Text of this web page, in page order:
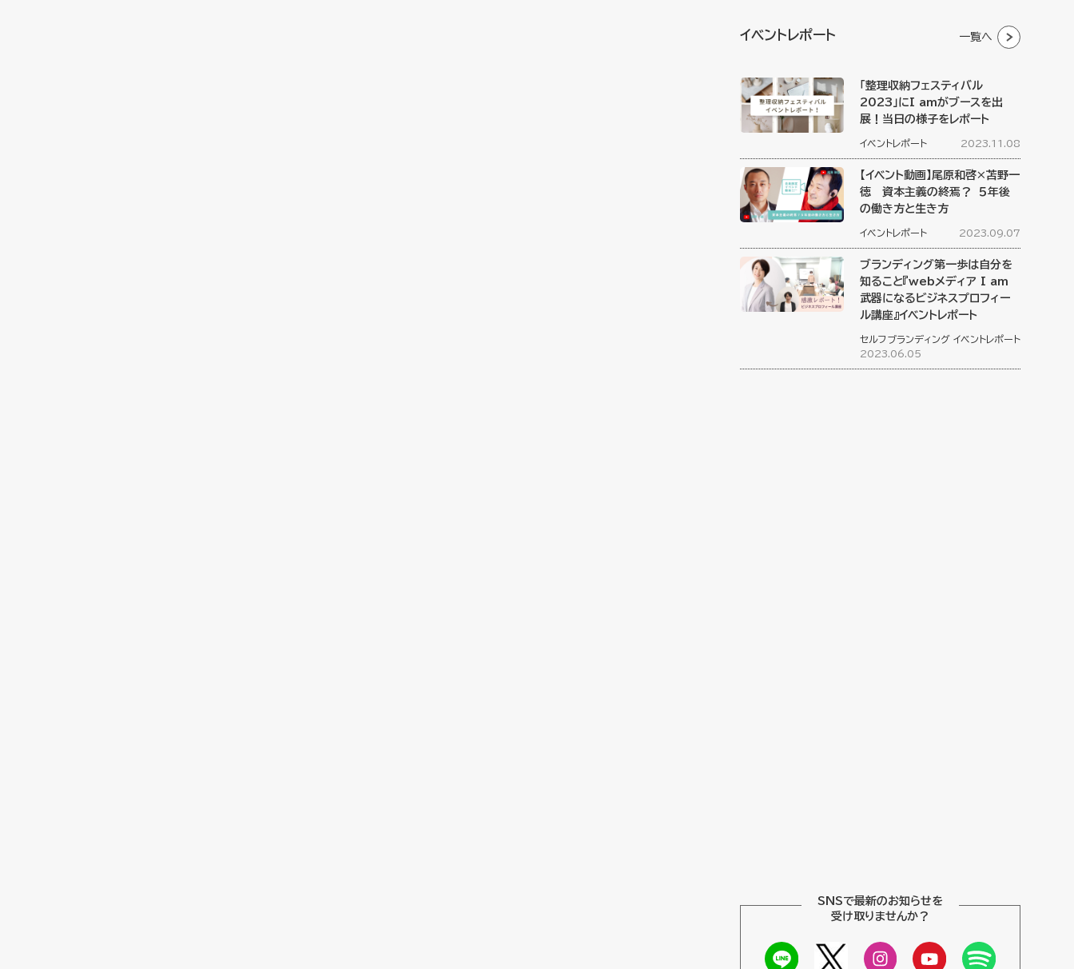
イベントレポート 一覧へ
「整理収納フェスティバル
2023」にI amがブースを出
展！当日の様子をレポート
イベントレポート 2023.11.08
【イベント動画】尾原和啓×苫野一
徳 資本主義の終焉？ ５年後
の働き方と生き方
イベントレポート 2023.09.07
ブランディング第一歩は自分を
知ること『webメディア I am
武器になるビジネスプロフィー
ル講座』イベントレポート
セルフブランディング イベントレポート
2023.06.05
SNSで最新のお知らせを
受け取りませんか？